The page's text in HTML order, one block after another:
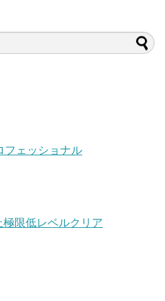
フェッショナル
限低レベルクリア